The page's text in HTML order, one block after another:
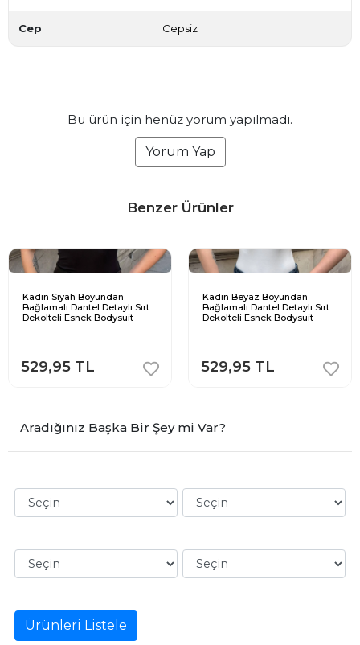
Cep Cepsiz
Bu ürün için henüz yorum yapılmadı.
Yorum Yap
Benzer Ürünler
Kadın Siyah Boyundan
Bağlamalı Dantel Detaylı Sırt
Dekolteli Esnek Bodysuit
529,95 TL
Kadın Beyaz Boyundan
Bağlamalı Dantel Detaylı Sırt
Dekolteli Esnek Bodysuit
529,95 TL
Aradığınız Başka Bir Şey mi Var?
Ürünleri Listele